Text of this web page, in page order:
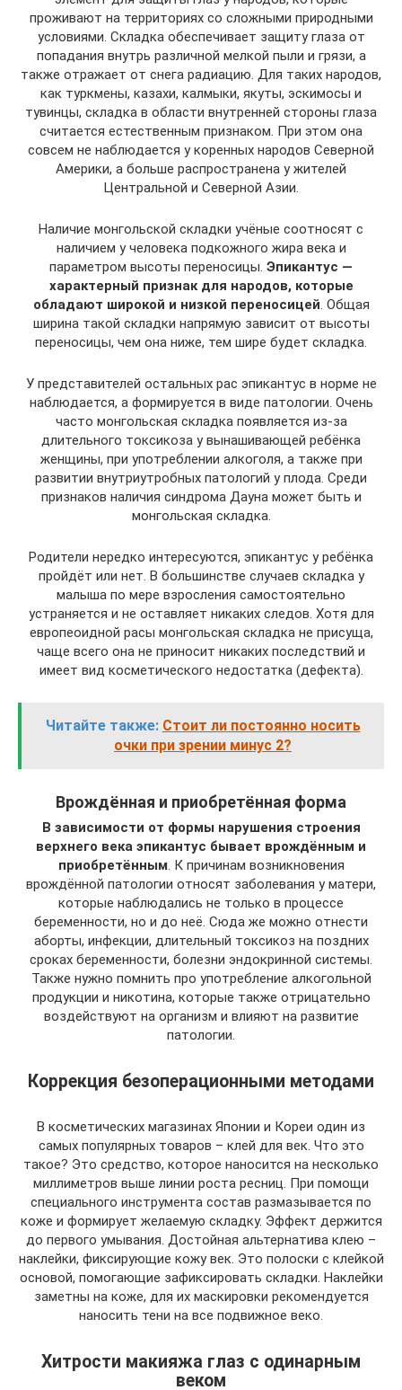
проживают на территориях со сложными природными
условиями. Складка обеспечивает защиту глаза от
попадания внутрь различной мелкой пыли и грязи, а
также отражает от снега радиацию. Для таких народов,
как туркмены, казахи, калмыки, якуты, эскимосы и
тувинцы, складка в области внутренней стороны глаза
считается естественным признаком. При этом она
совсем не наблюдается у коренных народов Северной
Америки, а больше распространена у жителей
Центральной и Северной Азии.
Наличие монгольской складки учёные соотносят с
наличием у человека подкожного жира века и
параметром высоты переносицы. Эпикантус —
характерный признак для народов, которые
обладают широкой и низкой переносицей. Общая
ширина такой складки напрямую зависит от высоты
переносицы, чем она ниже, тем шире будет складка.
У представителей остальных рас эпикантус в норме не
наблюдается, а формируется в виде патологии. Очень
часто монгольская складка появляется из-за
длительного токсикоза у вынашивающей ребёнка
женщины, при употреблении алкоголя, а также при
развитии внутриутробных патологий у плода. Среди
признаков наличия синдрома Дауна может быть и
монгольская складка.
Родители нередко интересуются, эпикантус у ребёнка
пройдёт или нет. В большинстве случаев складка у
малыша по мере взросления самостоятельно
устраняется и не оставляет никаких следов. Хотя для
европеоидной расы монгольская складка не присуща,
чаще всего она не приносит никаких последствий и
имеет вид косметического недостатка (дефекта).
Читайте также: Стоит ли постоянно носить
очки при зрении минус 2?
Врождённая и приобретённая форма
В зависимости от формы нарушения строения
верхнего века эпикантус бывает врождённым и
приобретённым. К причинам возникновения
врождённой патологии относят заболевания у матери,
которые наблюдались не только в процессе
беременности, но и до неё. Сюда же можно отнести
аборты, инфекции, длительный токсикоз на поздних
сроках беременности, болезни эндокринной системы.
Также нужно помнить про употребление алкогольной
продукции и никотина, которые также отрицательно
воздействуют на организм и влияют на развитие
патологии.
Коррекция безоперационными методами
В косметических магазинах Японии и Кореи один из
самых популярных товаров – клей для век. Что это
такое? Это средство, которое наносится на несколько
миллиметров выше линии роста ресниц. При помощи
специального инструмента состав размазывается по
коже и формирует желаемую складку. Эффект держится
до первого умывания. Достойная альтернатива клею –
наклейки, фиксирующие кожу век. Это полоски с клейкой
основой, помогающие зафиксировать складки. Наклейки
заметны на коже, для их маскировки рекомендуется
наносить тени на все подвижное веко.
Хитрости макияжа глаз с одинарным
веком